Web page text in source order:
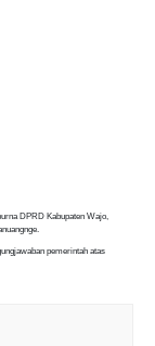
DPRD Kabupaten Wajo,
pemerintah atas